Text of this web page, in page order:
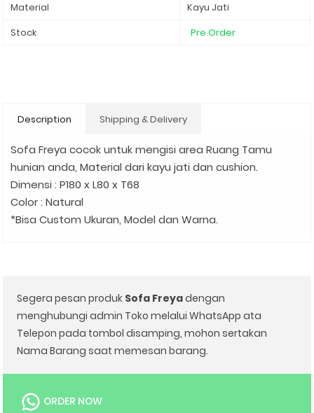
Material
Kayu Jati
Stock
Pre Order
Description Shipping & Delivery
Sofa Freya cocok untuk mengisi area Ruang Tamu
hunian anda, Material dari kayu jati dan cushion.
Dimensi : P180 x L80 x T68
Color : Natural
*Bisa Custom Ukuran, Model dan Warna.
Segera pesan produk Sofa Freyadengan
menghubungi admin Toko melalui WhatsApp ata
Telepon pada tombol disamping, mohon sertakan
Nama Barang saat memesan barang.
ORDER NOW